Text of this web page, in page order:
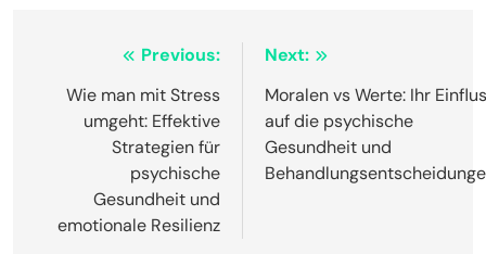
navigation
Previous:
Wie man mit Stress
umgeht: Effektive
Strategien für
psychische
Gesundheit und
emotionale Resilienz
Next:
Moralen vs Werte: Ihr
auf die psychische
Gesundheit und